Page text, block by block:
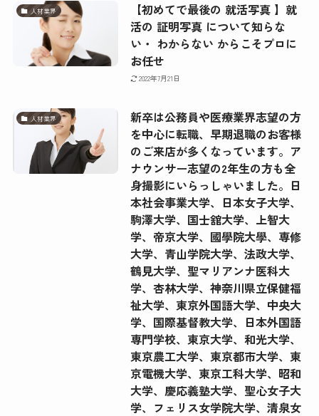
人材業界
【初めてで最後の 就活写真 】就
活の 証明写真 について知らな
い・ わからない からこそプロに
お任せ
2022年7月21日
人材業界
新卒は公務員や医療業界志望の方
を中心に転職、早期退職のお客様
のご来店が多くなっています。ア
ナウンサー志望の2年生の方も全
身撮影にいらっしゃいました。日
本社会事業大学、日本女子大学、
駒澤大学、国士舘大学、上智大
学、帝京大学、國學院大學、専修
大学、青山学院大学、法政大学、
鶴見大学、聖マリアンナ医科大
学、杏林大学、神奈川県立保健福
祉大学、東京外国語大学、中央大
学、国際基督教大学、日本外国語
専門学校、東京大学、和光大学、
東京農工大学、東京都市大学、東
京電機大学、東京工科大学、昭和
大学、慶応義塾大学、聖心女子大
学、フェリス女学院大学、清泉女